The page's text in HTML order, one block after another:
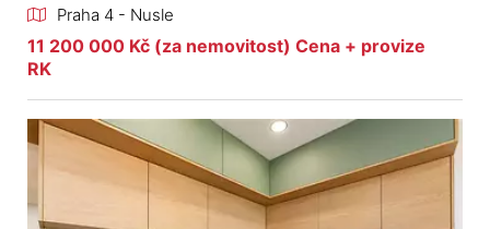
Praha 4 - Nusle
11 200 000 Kč (za nemovitost) Cena + provize
RK